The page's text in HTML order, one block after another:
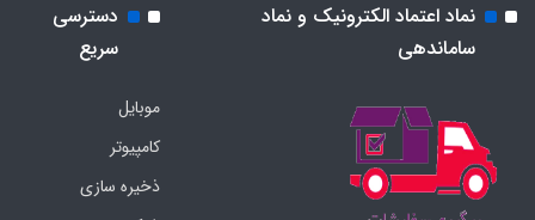
نماد اعتماد الکترونیک و نماد
ساماندهی
دسترسی
سریع
موبایل
کامپیوتر
ذخیره سازی